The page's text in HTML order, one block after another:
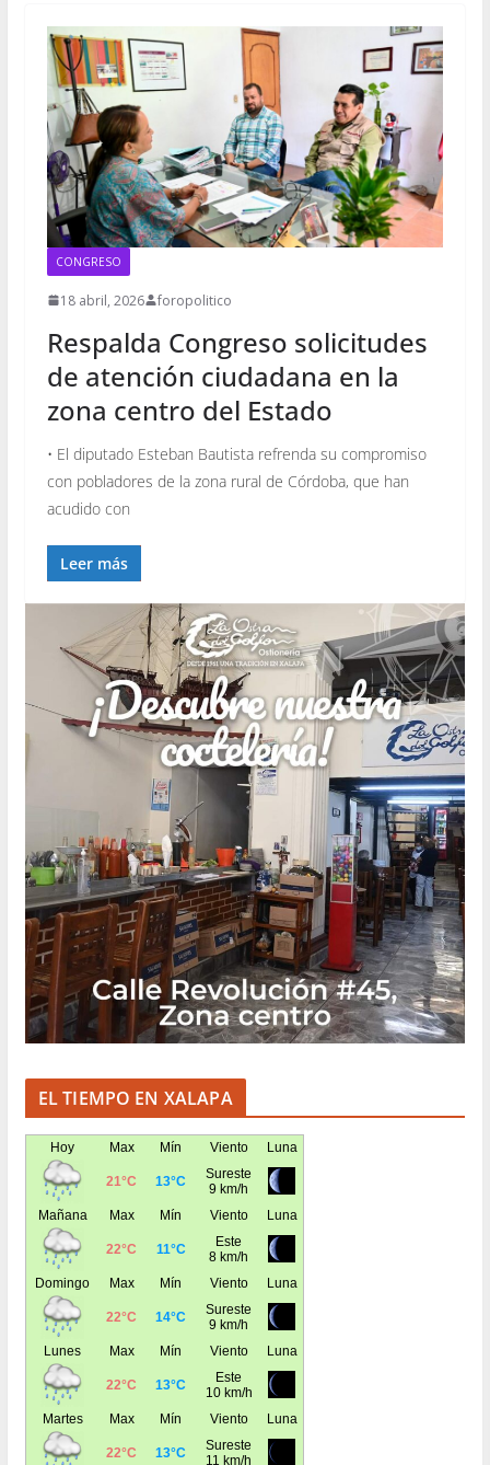
CONGRESO
18 abril, 2026 foropolitico
Respalda Congreso solicitudes
de atención ciudadana en la
zona centro del Estado
• El diputado Esteban Bautista refrenda su compromiso
con pobladores de la zona rural de Córdoba, que han
acudido con
Leer más
EL TIEMPO EN XALAPA